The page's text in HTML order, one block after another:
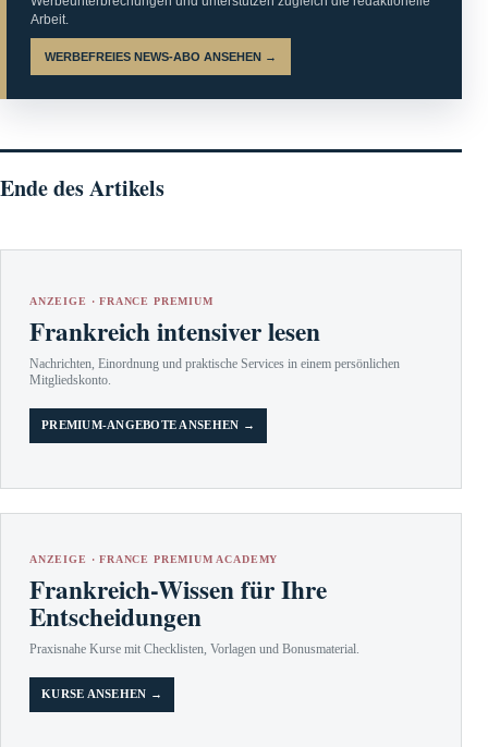
Arbeit.
WERBEFREIES NEWS-ABO ANSEHEN →
Ende des Artikels
ANZEIGE · FRANCE PREMIUM
Frankreich intensiver lesen
Nachrichten, Einordnung und praktische Services in einem persönlichen
Mitgliedskonto.
PREMIUM-ANGEBOTE ANSEHEN →
ANZEIGE · FRANCE PREMIUM ACADEMY
Frankreich-Wissen für Ihre
Entscheidungen
Praxisnahe Kurse mit Checklisten, Vorlagen und Bonusmaterial.
KURSE ANSEHEN →